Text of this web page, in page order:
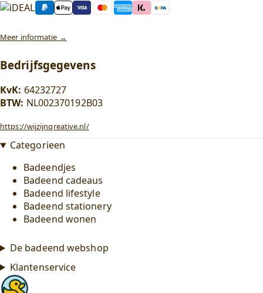
Meer informatie →
Bedrijfsgegevens
KvK: 64232727
BTW: NL002370192B03
https://wijzijnqreative.nl/
Categorieen
Badeendjes
Badeend cadeaus
Badeend lifestyle
Badeend stationery
Badeend wonen
De badeend webshop
Klantenservice